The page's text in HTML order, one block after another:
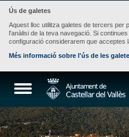
Ús de galetes
Aquest lloc utilitza galetes de tercers per
l'anàlisi de la teva navegació. Si
configuració considerarem que acceptes
Més informació sobre l'ús de les